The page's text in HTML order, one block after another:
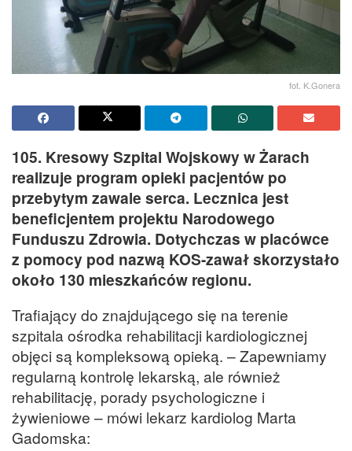
fot. K.Gonera
105. Kresowy Szpital Wojskowy w Żarach
realizuje program opieki pacjentów po
przebytym zawale serca. Lecznica jest
beneficjentem projektu Narodowego
Funduszu Zdrowia. Dotychczas w placówce
z pomocy pod nazwą KOS-zawał skorzystało
około 130 mieszkańców regionu.
Trafiający do znajdującego się na terenie
szpitala ośrodka rehabilitacji kardiologicznej
objęci są kompleksową opieką. – Zapewniamy
regularną kontrolę lekarską, ale również
rehabilitację, porady psychologiczne i
żywieniowe – mówi lekarz kardiolog Marta
Gadomska: